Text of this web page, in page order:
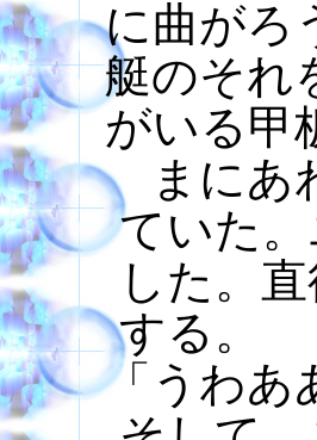
に曲がろ
艇のそれ
がいる甲
まにあ
ていた
した。
する。
「うわあ